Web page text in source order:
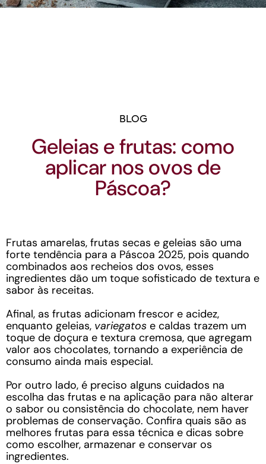
BLOG
Geleias e frutas: como
aplicar nos ovos de
Páscoa?
Frutas amarelas, frutas secas e geleias são uma
forte tendência para a Páscoa 2025, pois quando
combinados aos recheios dos ovos, esses
ingredientes dão um toque sofisticado de textura e
sabor às receitas.
Afinal, as frutas adicionam frescor e acidez,
enquanto geleias, variegatos e caldas trazem um
toque de doçura e textura cremosa, que agregam
valor aos chocolates, tornando a experiência de
consumo ainda mais especial.
Por outro lado, é preciso alguns cuidados na
escolha das frutas e na aplicação para não alterar
o sabor ou consistência do chocolate, nem haver
problemas de conservação. Confira quais são as
melhores frutas para essa técnica e dicas sobre
como escolher, armazenar e conservar os
ingredientes.